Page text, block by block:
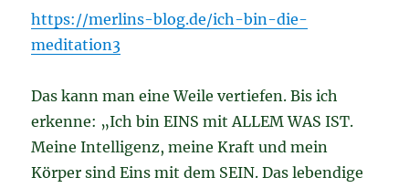
https://merlins-blog.de/ich-bin-die-
meditation3
Das kann man eine Weile vertiefen. Bis ich
erkenne: „Ich bin EINS mit ALLEM WAS IST.
Meine Intelligenz, meine Kraft und mein
Körper sind Eins mit dem SEIN. Das lebendige